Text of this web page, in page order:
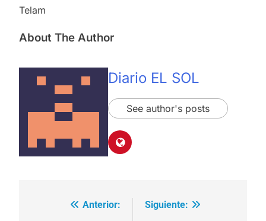
Telam
About The Author
Diario EL SOL
See author's posts
Navegación
Anterior:
Siguiente: